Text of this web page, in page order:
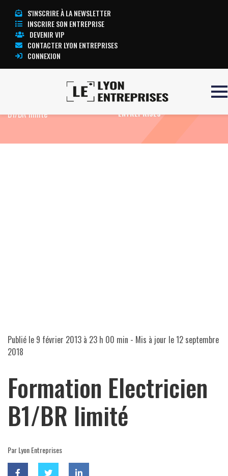
S'INSCRIRE À LA NEWSLETTER
INSCRIRE SON ENTREPRISE
DEVENIR VIP
CONTACTER LYON ENTREPRISES
CONNEXION
Formation Electricien
B1/BR limité
TOUTE L’ACTUALITÉ LYON
ENTREPRISES
Publié le 9 février 2013 à 23 h 00 min - Mis à jour le12 septembre
2018
Formation Electricien
B1/BR limité
Par Lyon Entreprises